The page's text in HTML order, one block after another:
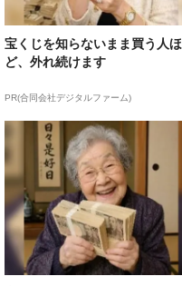
宝くじを知らないまま買う人ほ
ど、外れ続けます
PR(合同会社デジタルファーム)